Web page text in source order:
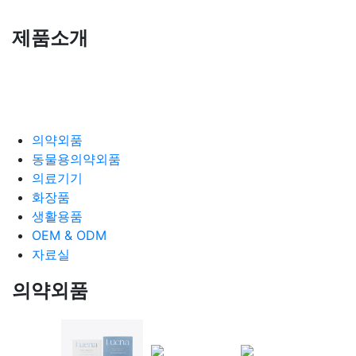
제품소개
의약외품
동물용의약외품
의료기기
화장품
생활용품
OEM & ODM
자료실
의약외품